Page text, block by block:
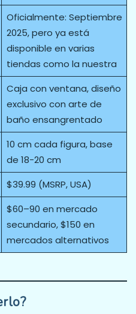
Oficialmente: Septiembre
2025, pero ya está
disponible en varias
tiendas como la nuestra
Caja con ventana, diseño
exclusivo con arte de
baño ensangrentado
10 cm cada figura, base
de 18-20 cm
$39.99 (MSRP, USA)
$60–90 en mercado
secundario, $150 en
mercados alternativos